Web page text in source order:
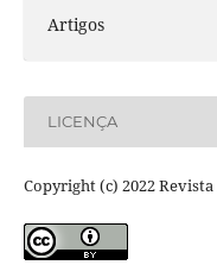
Artigos
LICENÇA
Copyright (c) 2022